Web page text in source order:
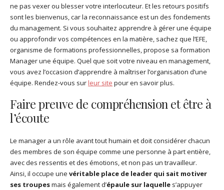
ne pas vexer ou blesser votre interlocuteur. Et les retours positifs
sont les bienvenus, car la reconnaissance est un des fondements
du management. Si vous souhaitez apprendre à gérer une équipe
ou approfondir vos compétences en la matière, sachez que l’EFE,
organisme de formations professionnelles, propose sa formation
Manager une équipe. Quel que soit votre niveau en management,
vous avez l’occasion d’apprendre à maîtriser l’organisation d’une
équipe. Rendez-vous surleur site pour en savoir plus.
Faire preuve de compréhension et être à
l’écoute
Le manager a un rôle avant tout humain et doit considérer chacun
des membres de son équipe comme une personne à part entière,
avec des ressentis et des émotions, et non pas un travailleur.
Ainsi, il occupe une véritable place de leader qui sait motiver
ses troupesmais également d’épaule sur laquelle s’appuyer